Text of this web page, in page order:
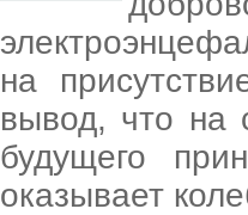
на
вывод, что на
будущего
оказывает